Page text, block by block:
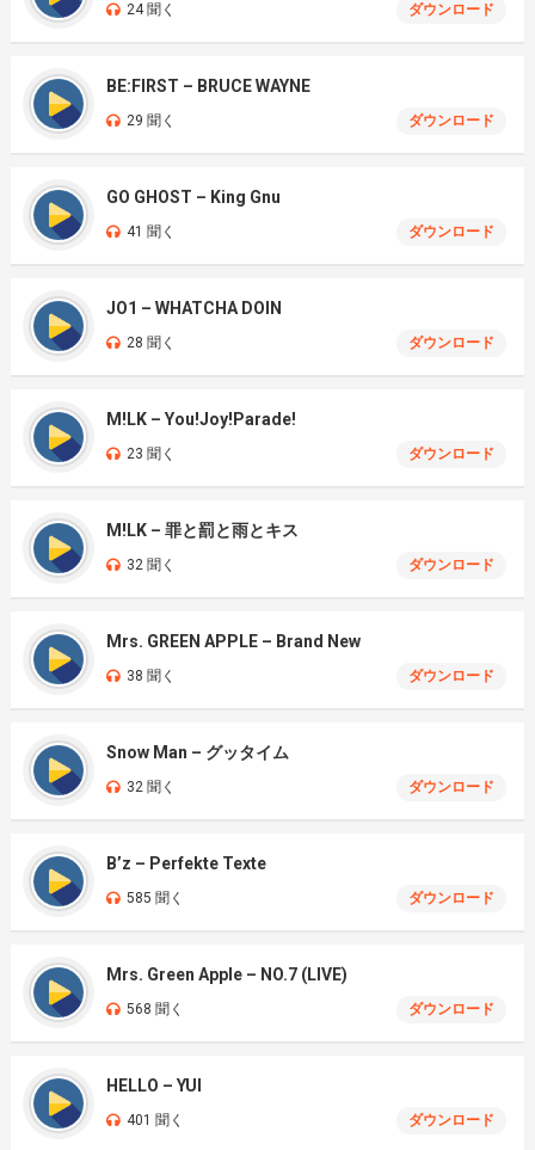
24 聞く ダウンロード
BE:FIRST – BRUCE WAYNE
29 聞く ダウンロード
GO GHOST – King Gnu
41 聞く ダウンロード
JO1 – WHATCHA DOIN
28 聞く ダウンロード
M!LK – You!Joy!Parade!
23 聞く ダウンロード
M!LK – 罪と罰と雨とキス
32 聞く ダウンロード
Mrs. GREEN APPLE – Brand New
38 聞く ダウンロード
Snow Man – グッタイム
32 聞く ダウンロード
B’z – Perfekte Texte
585 聞く ダウンロード
Mrs. Green Apple – NO.7 (LIVE)
568 聞く ダウンロード
HELLO – YUI
401 聞く ダウンロード